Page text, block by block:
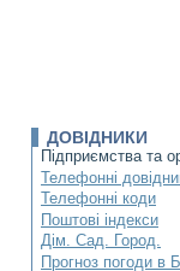
ДОВІДНИКИ
Підприємства та
Телефонні
Телефонні коди
Поштові індекси
Дім. Сад. Город.
Прогноз погоди в